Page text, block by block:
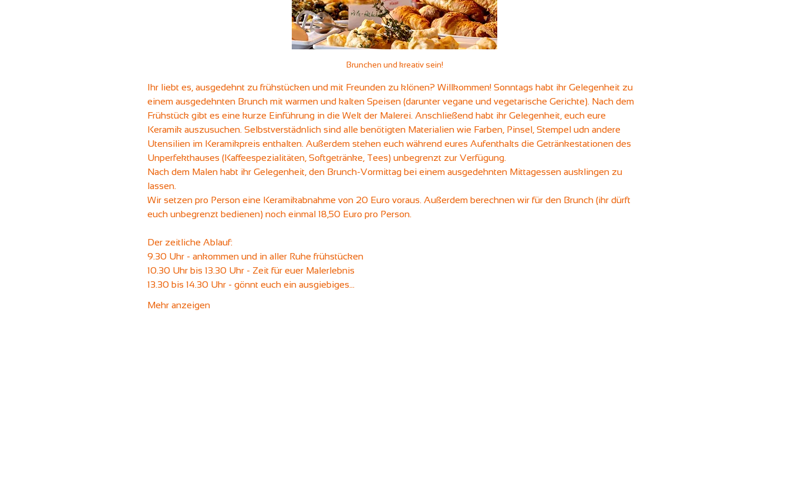
Brunchen und kreativ sein!
Ihr liebt es, ausgedehnt zu frühstücken und mit Freunden zu klönen? Willkommen! Sonntags habt ihr Gelegenheit zu
einem ausgedehnten Brunch mit warmen und kalten Speisen (darunter vegane und vegetarische Gerichte). Nach dem
Frühstück gibt es eine kurze Einführung in die Welt der Malerei. Anschließend habt ihr Gelegenheit, euch eure
Keramik auszusuchen. Selbstverstädnlich sind alle benötigten Materialien wie Farben, Pinsel, Stempel udn andere
Utensilien im Keramikpreis enthalten. Außerdem stehen euch während eures Aufenthalts die Getränkestationen des
Unperfekthauses (Kaffeespezialitäten, Softgetränke, Tees) unbegrenzt zur Verfügung.
Nach dem Malen habt ihr Gelegenheit, den Brunch-Vormittag bei einem ausgedehnten Mittagessen ausklingen zu
lassen.
Wir setzen pro Person eine Keramikabnahme von 20 Euro voraus. Außerdem berechnen wir für den Brunch (ihr dürft
euch unbegrenzt bedienen) noch einmal 18,50 Euro pro Person.
Der zeitliche Ablauf:
9.30 Uhr - ankommen und in aller Ruhe frühstücken
10.30 Uhr bis 13.30 Uhr - Zeit für euer Malerlebnis
13.30 bis 14.30 Uhr - gönnt euch ein ausgiebiges…
Mehr anzeigen